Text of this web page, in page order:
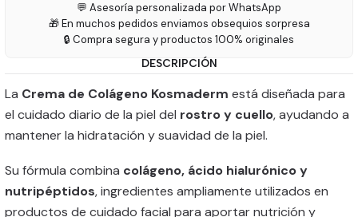
💬 Asesoría personalizada por WhatsApp
🎁 En muchos pedidos enviamos obsequios sorpresa
🔒 Compra segura y productos 100% originales
DESCRIPCIÓN
La Crema de Colágeno Kosmaderm está diseñada para
el cuidado diario de la piel del rostro y cuello, ayudando a
mantener la hidratación y suavidad de la piel.
Su fórmula combina colágeno, ácido hialurónico y
nutripéptidos, ingredientes ampliamente utilizados en
productos de cuidado facial para aportar nutrición y